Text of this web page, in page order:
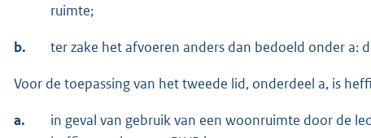
ruimte;
b. ter zake het afvoeren anders dan bedoeld onder a:
Voor de toepassing van het tweede lid, onderdeel a, is
a.
in geval van gebruik van een woonruimte door de